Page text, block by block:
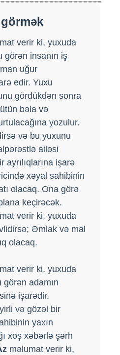
verir ki, yuxuda
görən insanın iş
uğur
edir. Yuxu
gördükdən sonra
bəla və
yozulur.
və bu yuxunu
ailəsi
ayrılıqlarına işarə
xəyal sahibinin
olacaq. Ona görə
keçirəcək.
verir ki, yuxuda
Əmlak və mal
olacaq.
verir ki, yuxuda
adamın
işarədir.
və gözəl bir
yaxın
xoş xəbərlə şərh
məlumat verir ki,